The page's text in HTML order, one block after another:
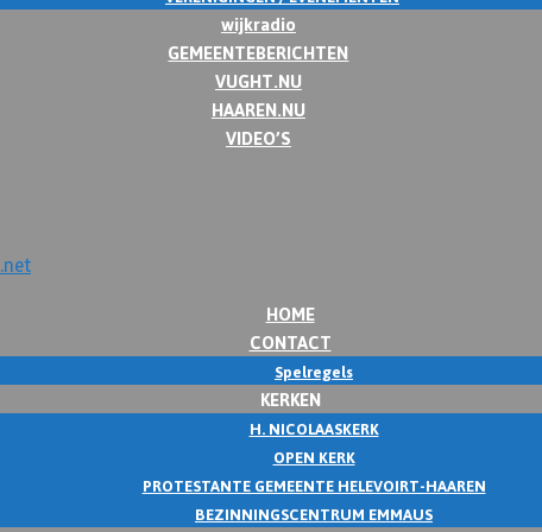
wijkradio
GEMEENTEBERICHTEN
VUGHT.NU
HAAREN.NU
VIDEO’S
HOME
CONTACT
Spelregels
KERKEN
H. NICOLAASKERK
OPEN KERK
PROTESTANTE GEMEENTE HELEVOIRT-HAAREN
BEZINNINGSCENTRUM EMMAUS